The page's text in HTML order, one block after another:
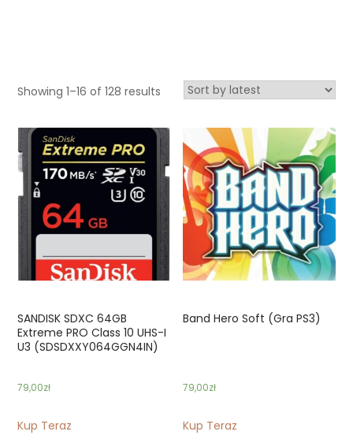
Showing 1–16 of 128 results
SANDISK SDXC 64GB
Extreme PRO Class 10 UHS-I
U3 (SDSDXXY064GGN4IN)
79,00zł
Kup Teraz
Band Hero Soft (Gra PS3)
79,00zł
Kup Teraz